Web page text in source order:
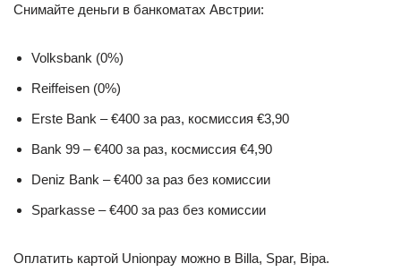
Снимайте деньги в банкоматах Австрии:
Volksbank (0%)
Reiffeisen (0%)
Erste Bank – €400 за раз, космиссия €3,90
Bank 99 – €400 за раз, космиссия €4,90
Deniz Bank – €400 за раз без комиссии
Sparkasse – €400 за раз без комиссии
Оплатить картой Unionpay можно в Billa, Spar, Bipa.